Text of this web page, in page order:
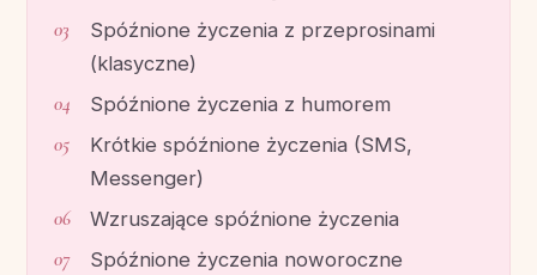
Spóźnione życzenia z przeprosinami
(klasyczne)
Spóźnione życzenia z humorem
Krótkie spóźnione życzenia (SMS,
Messenger)
Wzruszające spóźnione życzenia
Spóźnione życzenia noworoczne